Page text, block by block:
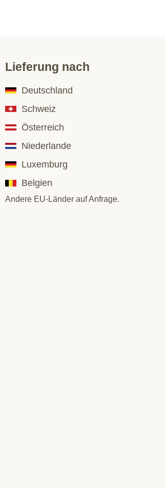
Lieferung nach
Deutschland
Schweiz
Österreich
Niederlande
Luxemburg
Belgien
Andere EU-Länder auf Anfrage.